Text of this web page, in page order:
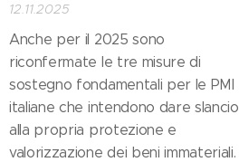
12.11.2025
Anche per il 2025 sono
riconfermate le tre misure di
sostegno fondamentali per le PMI
italiane che intendono dare slancio
alla propria protezione e
valorizzazione dei beni immateriali.